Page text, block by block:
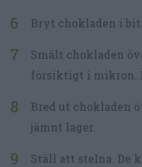
Bryt chokladen i
Smält chokladen
försiktigt i mikron.
Bred ut chokladen
jämnt lager.
Ställ att stelna. De